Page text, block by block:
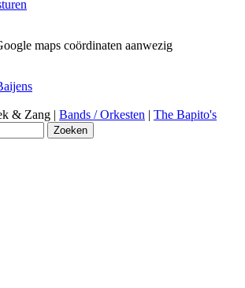
maps coördinaten aanwezig
& Zang | Bands / Orkesten | The Bapito's